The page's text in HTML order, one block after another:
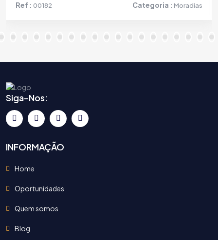
Ref : 00182 Categoria : Moradias
Siga-Nos:
INFORMAÇÃO
Home
Oportunidades
Quem somos
Blog